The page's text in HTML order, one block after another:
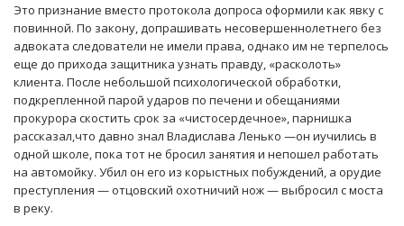
Это признание вместо протокола допроса оформили как явку с
повинной. По закону, допрашивать несовершеннолетнего без
адвоката следователи не имели права, однако им не терпелось
еще до прихода защитника узнать правду, «расколоть»
клиента. После небольшой психологической обработки,
подкрепленной парой ударов по печени и обещаниями
прокурора скостить срок за «чистосердечное», парнишка
рассказал,что давно знал Владислава Ленько —он иучились в
одной школе, пока тот не бросил занятия и непошел работать
на автомойку. Убил он его из корыстных побуждений, а орудие
преступления — отцовский охотничий нож — выбросил с моста
в реку.